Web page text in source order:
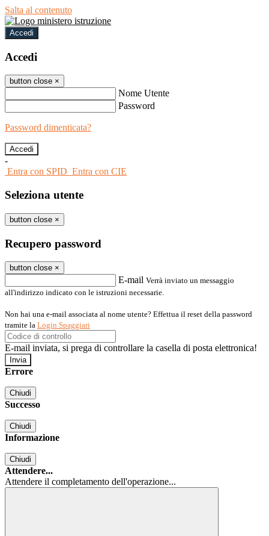
Salta al contenuto
Accedi
Accedi
button close ×
Nome Utente
Password
Password dimenticata?
-
Entra con SPID Entra con CIE
Seleziona utente
button close ×
Recupero password
button close ×
E-mail Verrà inviato un messaggio
all'indirizzo indicato con le istruzioni necessarie.
Non hai una e-mail associata al nome utente? Effettua il reset della password
tramite la Login Spaggiari
E-mail inviata, si prega di controllare la casella di posta elettronica!
Errore
Chiudi
Successo
Chiudi
Informazione
Chiudi
Attendere...
Attendere il completamento dell'operazione...